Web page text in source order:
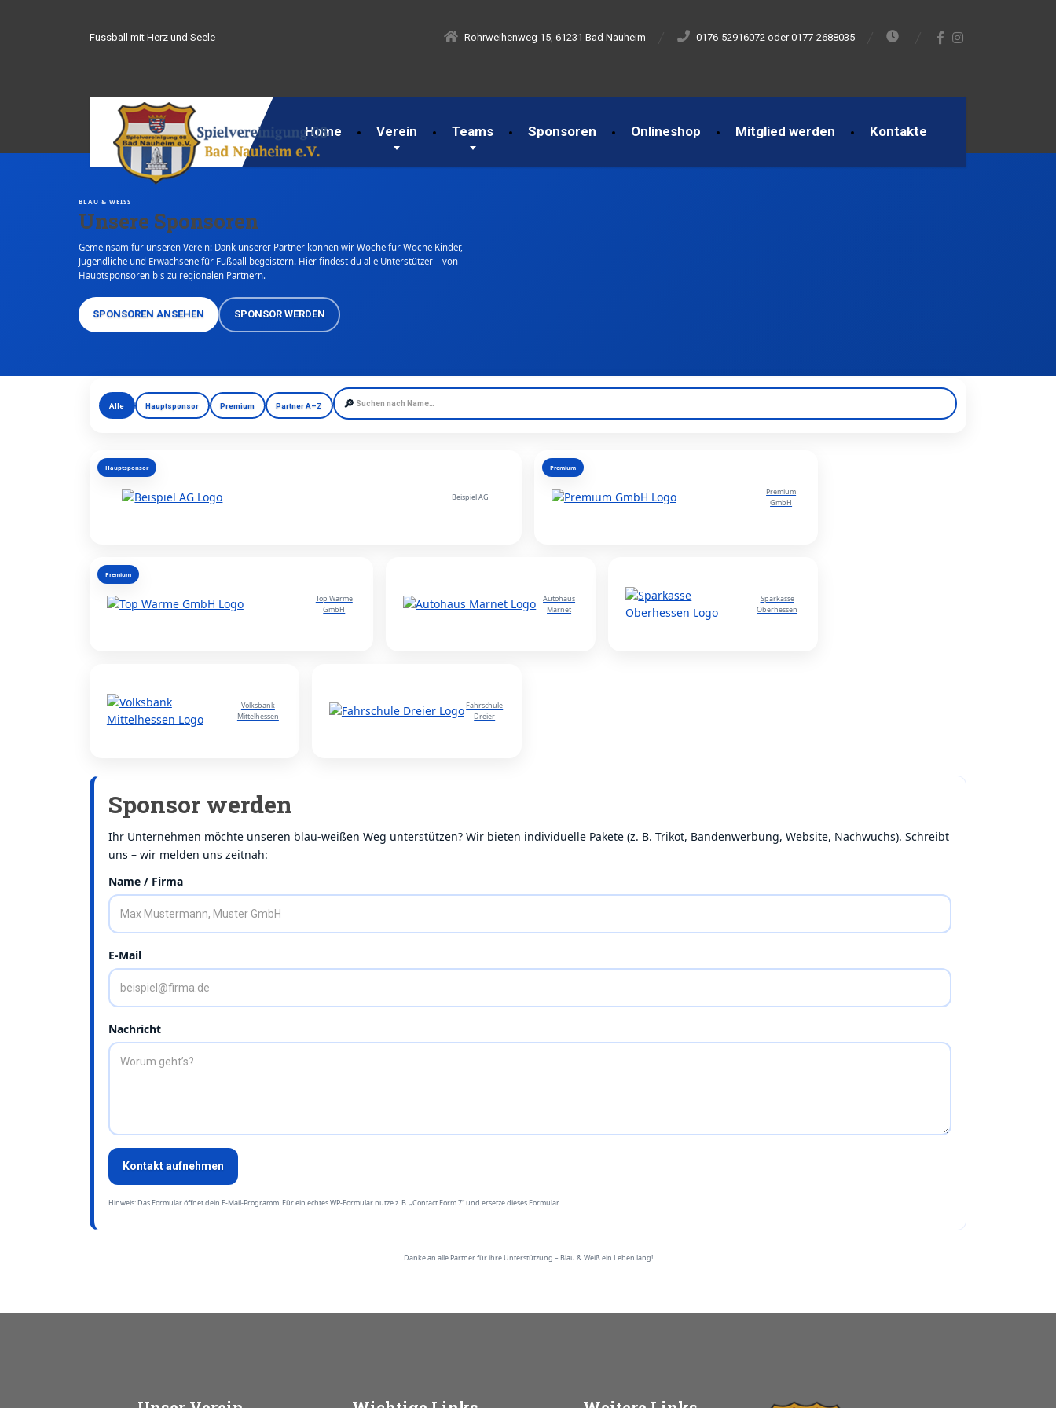
Fussball mit Herz und Seele Rohrweihenweg 15, 61231 Bad Nauheim 0176-52916072 oder 0177-2688035
Home Verein Teams Sponsoren Onlineshop Mitglied werden Kontakte
BLAU & WEISS
Unsere Sponsoren
Gemeinsam für unseren Verein: Dank unserer Partner können wir Woche für Woche Kinder,
Jugendliche und Erwachsene für Fußball begeistern. Hier findest du alle Unterstützer – von
Hauptsponsoren bis zu regionalen Partnern.
SPONSOREN ANSEHEN SPONSOR WERDEN
Alle Hauptsponsor Premium Partner A–Z 🔎
Hauptsponsor
Beispiel AG
Premium
Premium
GmbH
Premium
Top Wärme
GmbH
Autohaus
Marnet
Sparkasse
Oberhessen
Volksbank
Mittelhessen
Fahrschule
Dreier
Sponsor werden
Ihr Unternehmen möchte unseren blau-weißen Weg unterstützen? Wir bieten individuelle Pakete (z. B. Trikot, Bandenwerbung, Website, Nachwuchs). Schreibt
uns – wir melden uns zeitnah:
Name / Firma
E-Mail
Nachricht
Kontakt aufnehmen
Hinweis: Das Formular öffnet dein E-Mail-Programm. Für ein echtes WP-Formular nutze z. B. „Contact Form 7“ und ersetze dieses Formular.
Danke an alle Partner für ihre Unterstützung – Blau & Weiß ein Leben lang!